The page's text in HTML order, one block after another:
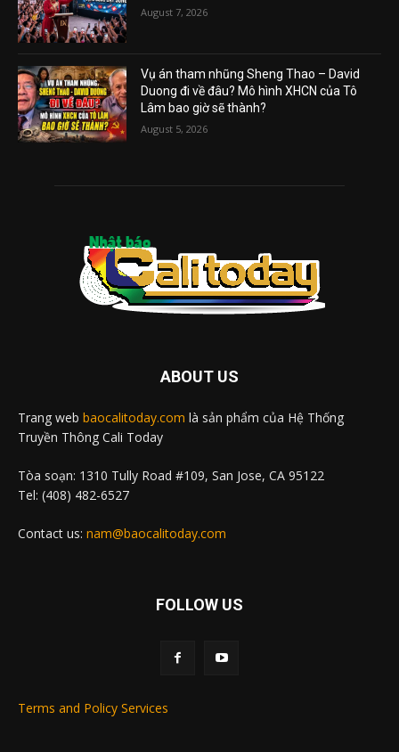
August 7, 2026
Vụ án tham nhũng Sheng Thao – David
Duong đi về đâu? Mô hình XHCN của Tô
Lâm bao giờ sẽ thành?
August 5, 2026
ABOUT US
Trang web baocalitoday.com là sản phẩm của Hệ Thống
Truyền Thông Cali Today
Tòa soạn: 1310 Tully Road #109, San Jose, CA 95122
Tel: (408) 482-6527
Contact us: nam@baocalitoday.com
FOLLOW US
Terms and Policy Services